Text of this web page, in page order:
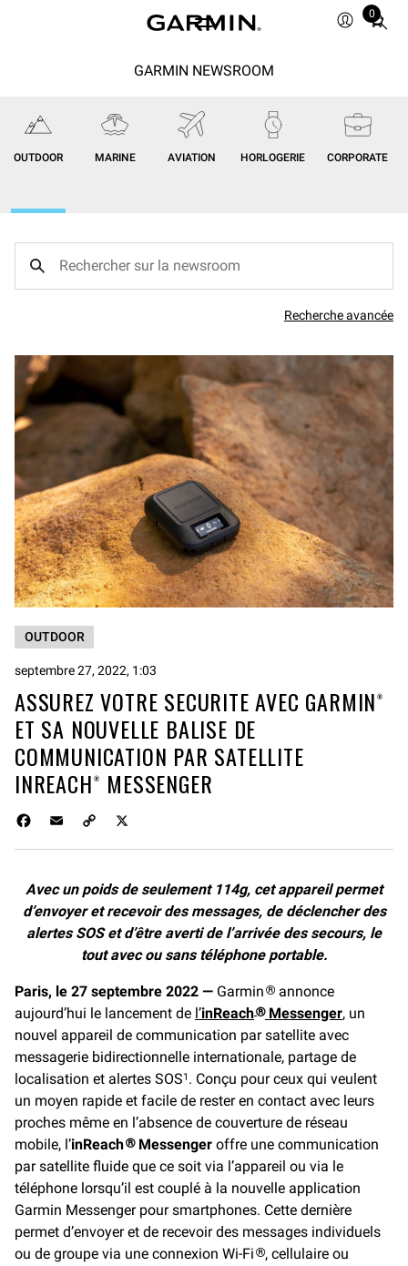
0
Total
GARMIN NEWSROOM
OUTDOOR MARINE AVIATION HORLOGERIE CORPORATE
Recherche avancée
OUTDOOR
septembre 27, 2022, 1:03
ASSUREZ VOTRE SECURITE AVEC GARMIN®
ET SA NOUVELLE BALISE DE
COMMUNICATION PAR SATELLITE
INREACH® MESSENGER
b
o
o
l
L
i
n
k
Avec un poids de seulement 114g, cet appareil permet
d’envoyer et recevoir des messages, de déclencher des
alertes SOS et d’être averti de l’arrivée des secours, le
tout avec ou sans téléphone portable.
Paris, le 27 septembre 2022 — Garmin ® annonce
aujourd’hui le lancement de l’inReach®Messenger, un
nouvel appareil de communication par satellite avec
messagerie bidirectionnelle internationale, partage de
localisation et alertes SOS1 . Conçu pour ceux qui veulent
un moyen rapide et facile de rester en contact avec leurs
proches même en l’absence de couverture de réseau
mobile, l’inReach®Messenger offre une communication
par satellite fluide que ce soit via l’appareil ou via le
téléphone lorsqu’il est couplé à la nouvelle application
Garmin Messenger pour smartphones. Cette dernière
permet d’envoyer et de recevoir des messages individuels
ou de groupe via une connexion Wi-Fi ®, cellulaire ou